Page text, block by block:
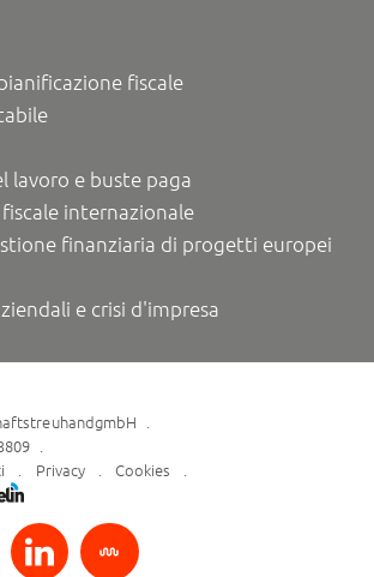
fiscale
lavoro e buste paga
internazionale
finanziaria di progetti europei
e crisi d'impresa
Privacy
Cookies